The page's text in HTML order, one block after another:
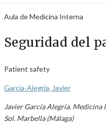
Aula de Medicina Interna
Seguridad del
Patient safety
García-Alegría, Javier
Javier García Alegría. Medicina
Sol. Marbella (Málaga)